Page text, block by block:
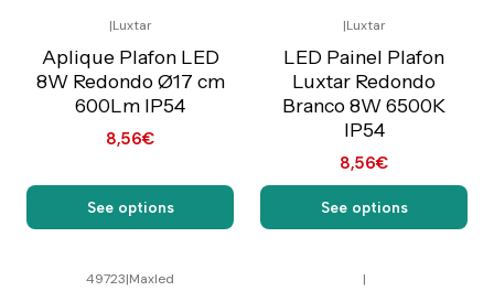
C/IVA
|Luxtar
Aplique Plafon LED
8W Redondo Ø17 cm
600Lm IP54
8,56€
See options
C/IVA
|Luxtar
LED Painel Plafon
Luxtar Redondo
Branco 8W 6500K
IP54
8,56€
See options
49723|Maxled |